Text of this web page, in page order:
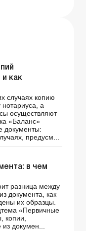
и как
случаях копию
нотариуса, а
осуществляют
«Баланс»
документы:
предусм...
в чем
разница между
документа, как
их образцы.
«Первичные
копии,
из докумен...